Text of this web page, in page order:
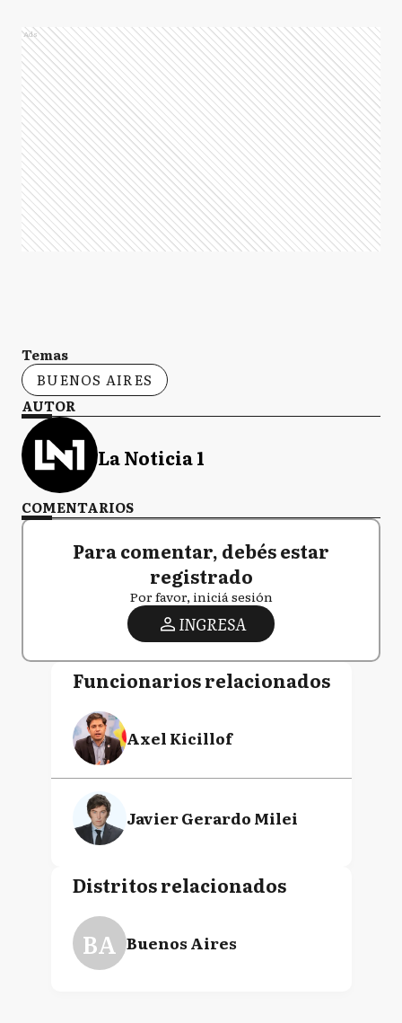
Ads
Temas
BUENOS AIRES
AUTOR
La Noticia 1
COMENTARIOS
Para comentar, debés estar
registrado
Por favor, iniciá sesión
INGRESA
Funcionarios relacionados
Axel Kicillof
Javier Gerardo Milei
Distritos relacionados
BA Buenos Aires